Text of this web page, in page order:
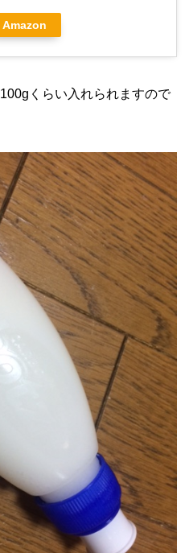
Amazon
くらい入れられますので